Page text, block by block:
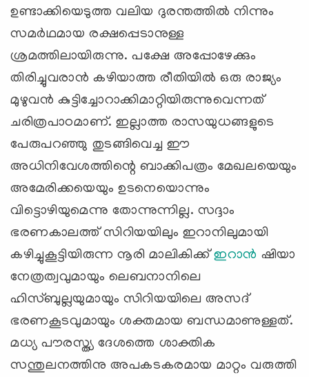
ഉണ്ടാക്കിയെടുത്ത വലിയ ദുരന്തത്തില്‍ നിന്നും
സമര്‍ഥമായ രക്ഷപ്പെടാനുള്ള
ശ്രമത്തിലായിരുന്നു. പക്ഷേ അപ്പോഴേക്കും
തിരിച്ചുവരാന്‍ കഴിയാത്ത രീതിയില്‍ ഒരു രാജ്യം
മുഴുവന്‍ കുട്ടിച്ചോറാക്കിമാറ്റിയിരുന്നുവെന്നത്
ചരിത്രപാഠമാണ്. ഇല്ലാത്ത രാസയുധങ്ങളുടെ
പേരുപറഞ്ഞു തുടങ്ങിവെച്ച ഈ
അധിനിവേശത്തിന്റെ ബാക്കിപത്രം മേഖലയെയും
അമേരിക്കയെയും ഉടനെയൊന്നും
വിട്ടൊഴിയുമെന്നു തോന്നുന്നില്ല. സദ്ദാം
ഭരണകാലത്ത് സിറിയയിലും ഇറാനിലുമായി
കഴിച്ചുകൂട്ടിയിരുന്ന നൂരി മാലികിക്ക്ഇറാന്‍ ഷിയാ
നേത്രത്വവുമായും ലെബനാനിലെ
ഹിസ്ബുല്ലയുമായും സിറിയയിലെ അസദ്‌
ഭരണകൂടവുമായും ശക്തമായ ബന്ധമാണുള്ളത്.
മധ്യ പൗരസ്ത്യ ദേശത്തെ ശാക്തിക
സന്തുലനത്തിനു അപകടകരമായ മാറ്റം വരുത്തി